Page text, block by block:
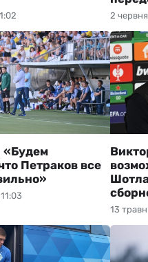
2
«Будем
Петраков все
13